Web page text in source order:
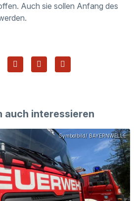
Auch sie sollen Anfang des
auch interessieren
Symbolbild/ BAYERNWELLE